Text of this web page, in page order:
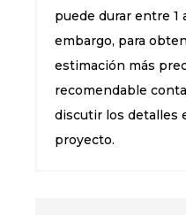
puede durar entre 1
embargo, para
estimación más
recomendable
discutir los detalles
proyecto.